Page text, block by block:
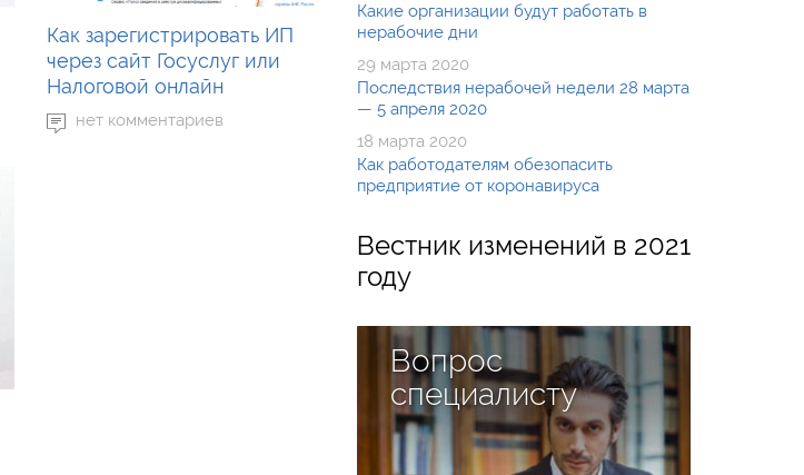
Как зарегистрировать ИП
через сайт Госуслуг или
Налоговой онлайн
нет комментариев
Какие организации будут работать в
нерабочие дни
29 марта 2020
Последствия нерабочей недели 28 марта
— 5 апреля 2020
18 марта 2020
Как работодателям обезопасить
предприятие от коронавируса
Вестник изменений в 2021
году
Вопрос
специалисту